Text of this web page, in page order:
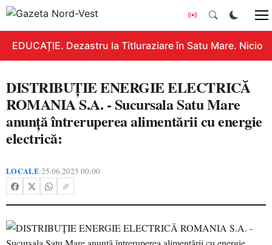
EDUCAȚIE. Dezastru la Titluraziare în Satu Mare. Nicio
DISTRIBUȚIE ENERGIE ELECTRICĂ
ROMANIA S.A. - Sucursala Satu Mare
anunţă întreruperea alimentării cu energie
electrică:
LOCALE•25.06.2025 00:00